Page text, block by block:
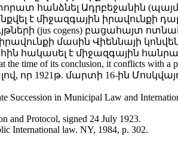
հանձնել Ադրբեջանին
է միջազգային իրավունքի
(jus cogens) բացահայտ
մասին Վիեննայի
հակասել է միջազգային
the time of its conclusion, it conflicts with a
որ 1921թ. մարտի 16-ին
Succession in Municipal Law and
and Protocol, signed 24 July 1923.
International law. NY, 1984, p. 302.